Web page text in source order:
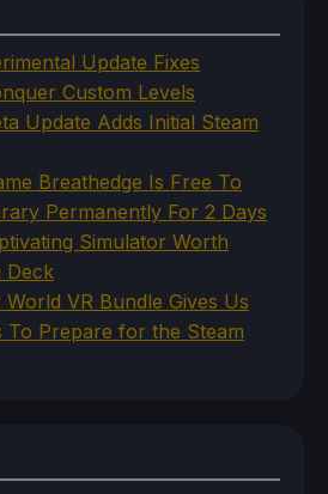
Update Fixes
Custom Levels
Update Adds Initial Steam
Breathedge Is Free To
Permanently For 2 Days
Simulator Worth
Deck
VR Bundle Gives Us
To Prepare for the Steam